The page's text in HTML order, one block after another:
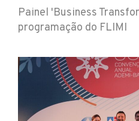
Painel 'Business
programação do FLIMI